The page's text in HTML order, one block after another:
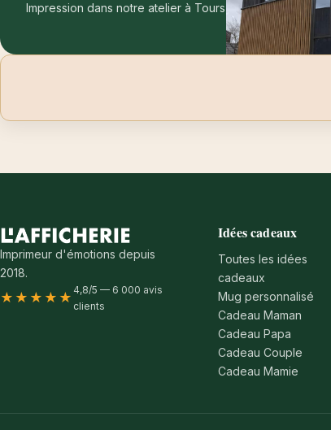
Impression dans notre atelier à Tours
Imprimeur d'émotions depuis
2018.
★★★★★ 4,8/5 — 6 000 avis
clients
Idées cadeaux
Toutes les idées
cadeaux
Mug personnalisé
Cadeau Maman
Cadeau Papa
Cadeau Couple
Cadeau Mamie